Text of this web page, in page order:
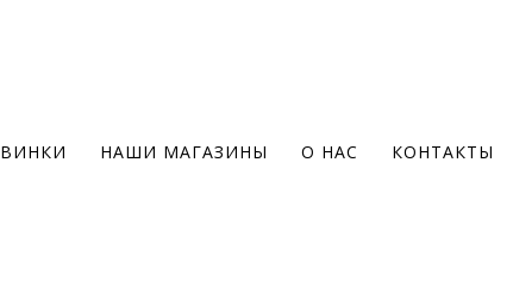
НАШИ МАГАЗИНЫ О НАС КОНТАКТЫ